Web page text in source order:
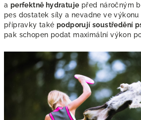
a perfektně hydratuje před náročným
pes dostatek síly a nevadne ve
přípravky taképodporují soustředění
pak schopen podat maximální výkon